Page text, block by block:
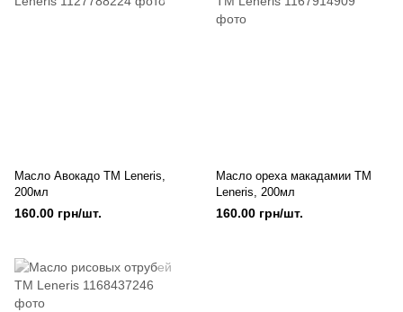
Масло Авокадо TM Leneris,
200мл
160.00 грн/шт.
Масло ореха макадамии TM
Leneris, 200мл
160.00 грн/шт.